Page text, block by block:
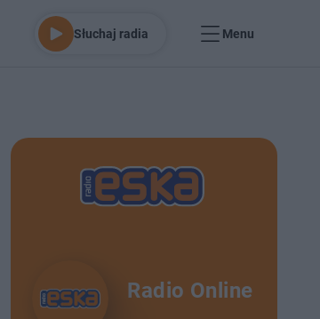
Słuchaj radia Menu
Radio Online